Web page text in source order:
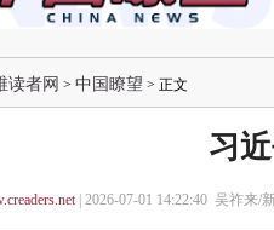
读者网 > 中国瞭望 > 正文
习
| 2026-07-01 14:22:40 吴祚来/